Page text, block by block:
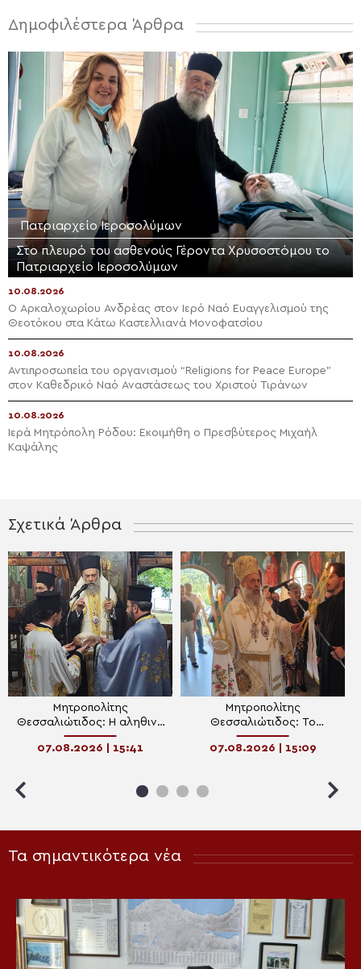
Δημοφιλέστερα Άρθρα
Πατριαρχείο Ιεροσολύμων
Στο πλευρό του ασθενούς Γέροντα Χρυσοστόμου το
Πατριαρχείο Ιεροσολύμων
10.08.2026
Ο Αρκαλοχωρίου Ανδρέας στον Ιερό Ναό Ευαγγελισμού της
Θεοτόκου στα Κάτω Καστελλιανά Μονοφατσίου
10.08.2026
Αντιπροσωπεία του οργανισμού “Religions for Peace Europe”
στον Καθεδρικό Ναό Αναστάσεως του Χριστού Τιράνων
10.08.2026
Ιερά Μητρόπολη Ρόδου: Εκοιμήθη ο Πρεσβύτερος Μιχαήλ
Καψάλης
Σχετικά Άρθρα
Μητροπολίτης
Θεσσαλιώτιδος: Η αληθινή
Μεταμόρφωση αρχίζει όταν
αλλάζει η καρδιά
07.08.2026 | 15:41
Μητροπολίτης
Θεσσαλιώτιδος: Το
Θαβώρειο Φως και η
προσωπική μεταμόρφωση
07.08.2026 | 15:09
Τα σημαντικότερα νέα